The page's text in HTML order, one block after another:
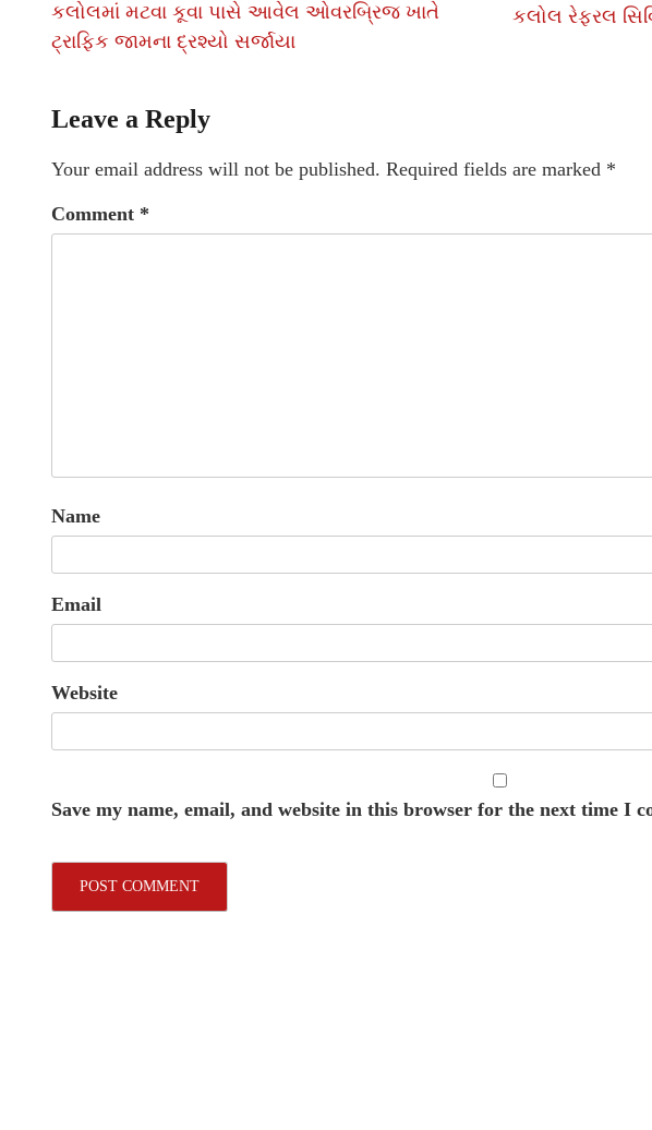
કલોલમાં મટવા કૂવા પાસે આવેલ ઓવરબ્રિજ ખાતે
ટ્રાફિક જામના દ્રશ્યો સર્જાયા
કલોલ રેફરલ
Leave a Reply
Your email address will not be published. Required fields are marked *
Comment *
Name
Email
Website
Save my name, email, and website in this browser for the next time I